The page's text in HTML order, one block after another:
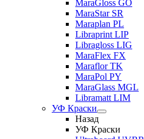
MaraGloss GO
MaraStar SR
Maraplan PL
Libraprint LIP
Libragloss LIG
MaraFlex FX
Maraflor TK
MaraPol PY
MaraGlass MGL
Libramatt LIM
УФ Краски
Назад
УФ Краски